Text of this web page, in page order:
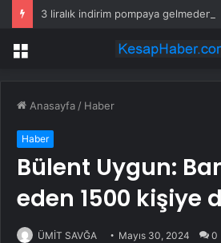
Menü
Anasayfa / Haber
Haber
Bülent Uygun:
eden 1500 kişiye
ÜMİT SAVĞA Mayıs 30, 2024 0